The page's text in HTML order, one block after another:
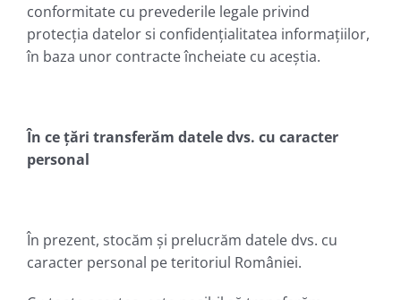
conformitate cu prevederile legale privind
protecția datelor si confidențialitatea informațiilor,
în baza unor contracte încheiate cu aceștia.
În ce țări transferăm datele dvs. cu caracter
personal
În prezent, stocăm și prelucrăm datele dvs. cu
caracter personal pe teritoriul României.